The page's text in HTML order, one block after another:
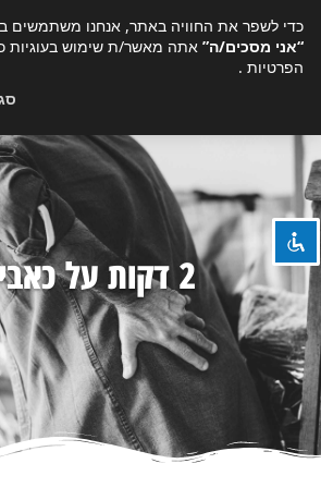
title סמן כותרות
צבע רקע
זום (הקטנה)
zoom_in זום (הגדלה)
remove_circle_outline הקטנת גופן
add_circle_outline הגדלת גופן
brightness_high ניגודיות בהירה
כדי לשפר את החוויה באתר, אנחנו משתמשים
“אני מסכים/ה” אתה מאשר/ת שימוש בעוגיות
הפרטיות .
2 דקות על כאבי גב